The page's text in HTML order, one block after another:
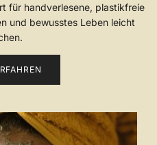
für handverlesene, plastikfreie
und bewusstes Leben leicht